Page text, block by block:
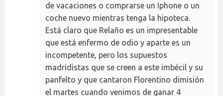
de vacaciones o comprarse un Iphone o un
coche nuevo mientras tenga la hipoteca.
Está claro que Relaño es un impresentable
que está enfermo de odio y aparte es un
incompetente, pero los supuestos
madridistas que se creen a este imbécil y su
panfelto y que cantaron Florentino dimisión
el martes cuando venimos de ganar 4